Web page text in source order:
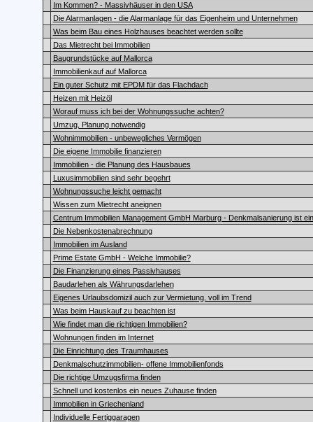
Im Kommen? - Massivhäuser in den USA
Die Alarmanlagen - die Alarmanlage für das Eigenheim und Unternehmen
Was beim Bau eines Holzhauses beachtet werden sollte
Das Mietrecht bei Immobilien
Baugrundstücke auf Mallorca
Immobilienkauf auf Mallorca
Ein guter Schutz mit EPDM für das Flachdach
Heizen mit Heizöl
Worauf muss ich bei der Wohnungssuche achten?
Umzug, Planung notwendig
Wohnimmobilien - unbewegliches Vermögen
Die eigene Immobilie finanzieren
Immobilien - die Planung des Hausbaues
Luxusimmobilien sind sehr begehrt
Wohnungssuche leicht gemacht
Wissen zum Mietrecht aneignen
Centrum Immobilien Management GmbH Marburg - Denkmalsanierung ist
Die Nebenkostenabrechnung
Immobilien im Ausland
Prime Estate GmbH - Welche Immobilie?
Die Finanzierung eines Passivhauses
Baudarlehen als Währungsdarlehen
Eigenes Urlaubsdomizil auch zur Vermietung, voll im Trend
Was beim Hauskauf zu beachten ist
Wie findet man die richtigen Immobilien?
Wohnungen finden im Internet
Die Einrichtung des Traumhauses
Denkmalschutzimmobilien- offene Immobilienfonds
Die richtige Umzugsfirma finden
Schnell und kostenlos ein neues Zuhause finden
Immobilien in Griechenland
Individuelle Fertiggaragen